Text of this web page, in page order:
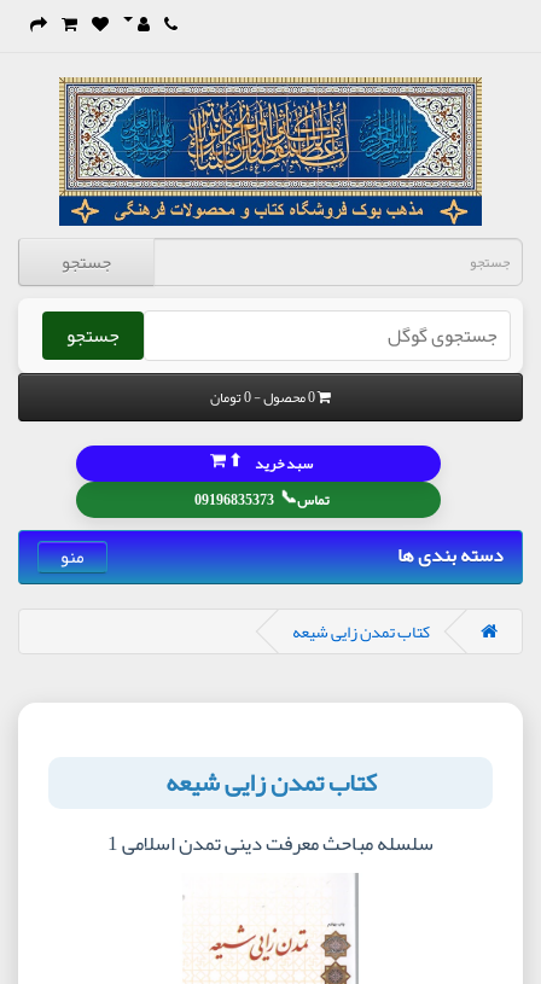
جستجو
جستجو
0 محصول - 0 تومان
تماس📞
09196835373
سبد خرید ⬆
دسته بندی ها منو
کتاب تمدن زایی شیعه
کتاب تمدن زایی شیعه
سلسله مباحث معرفت دینی تمدن اسلامی 1